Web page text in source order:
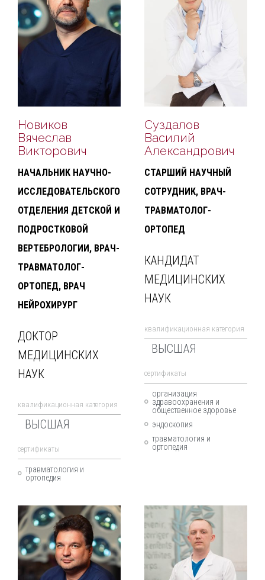
Новиков
Вячеслав
Викторович
НАЧАЛЬНИК НАУЧНО-
ИССЛЕДОВАТЕЛЬСКОГО
ОТДЕЛЕНИЯ ДЕТСКОЙ И
ПОДРОСТКОВОЙ
ВЕРТЕБРОЛОГИИ, ВРАЧ-
ТРАВМАТОЛОГ-
ОРТОПЕД, ВРАЧ
НЕЙРОХИРУРГ
ДОКТОР
МЕДИЦИНСКИХ
НАУК
квалификационная категория
ВЫСШАЯ
cертификаты
травматология и
ортопедия
Суздалов
Василий
Александрович
СТАРШИЙ НАУЧНЫЙ
СОТРУДНИК, ВРАЧ-
ТРАВМАТОЛОГ-
ОРТОПЕД
КАНДИДАТ
МЕДИЦИНСКИХ
НАУК
квалификационная категория
ВЫСШАЯ
cертификаты
организация
здравоохранения и
общественное здоровье
эндоскопия
травматология и
ортопедия